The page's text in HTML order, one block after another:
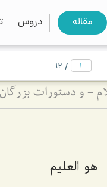
مقاله دروس search
close
/
12
- و دستورات
هو العلیم